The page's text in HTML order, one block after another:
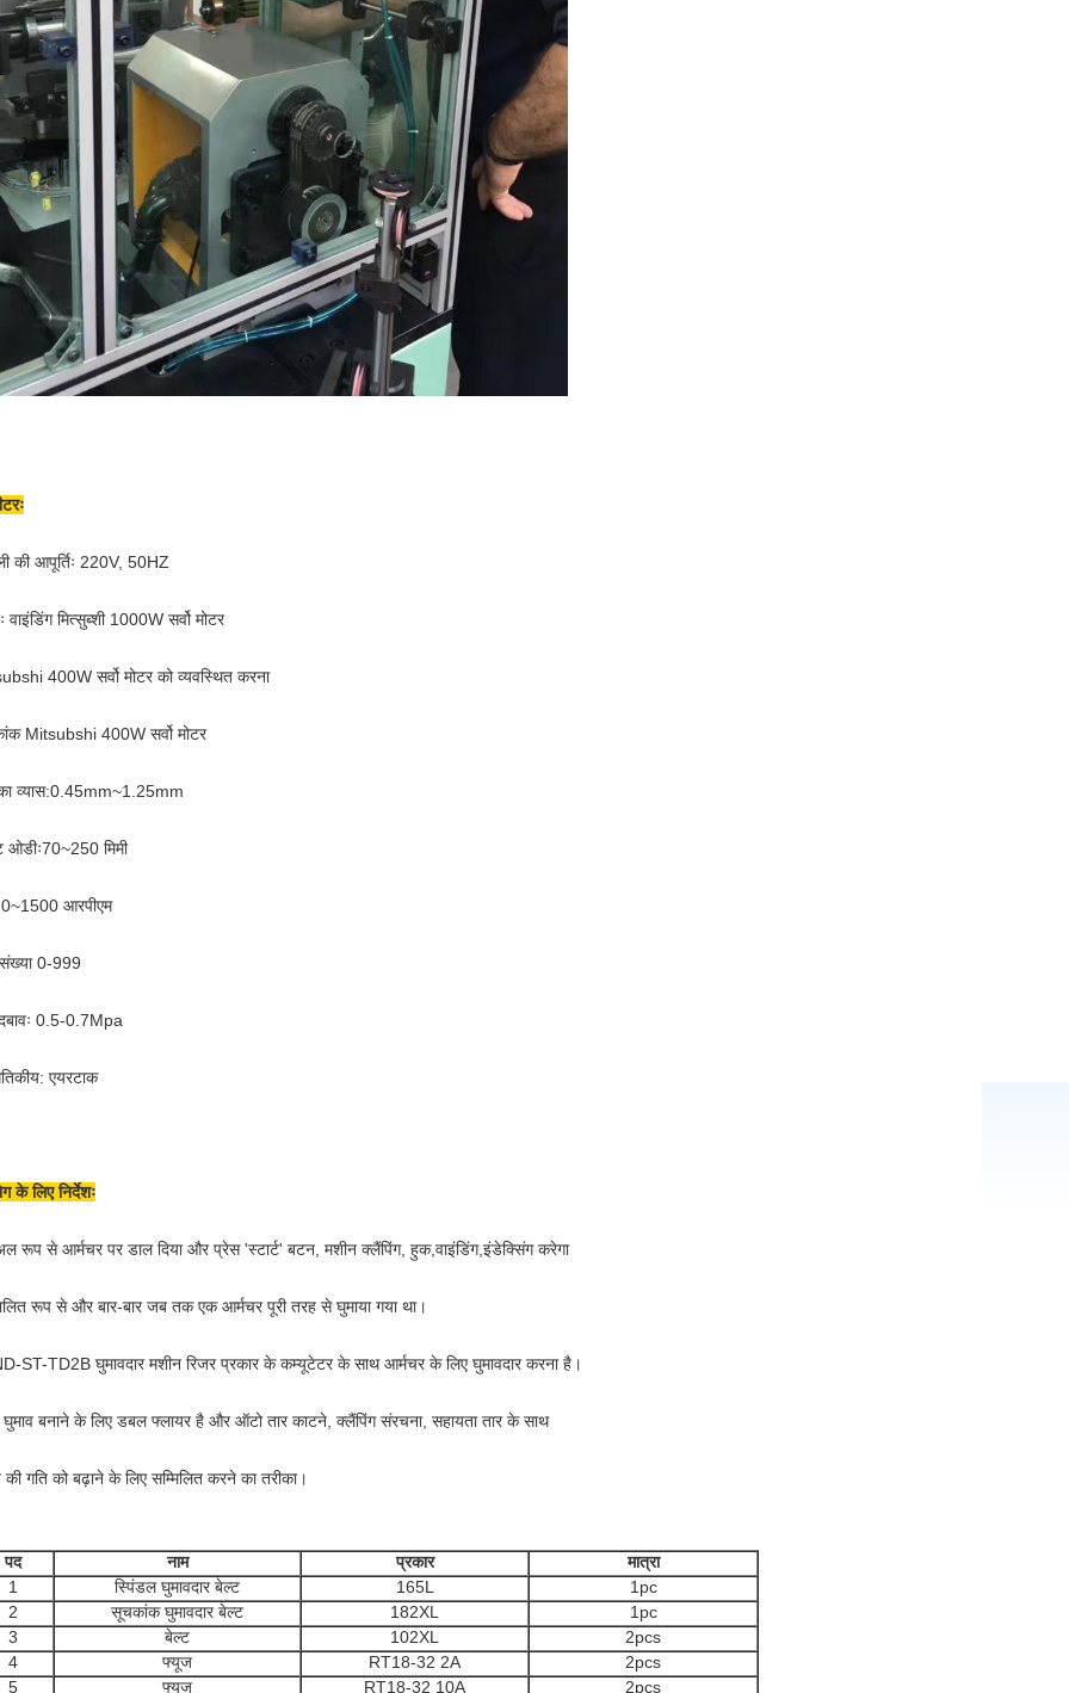
की आपूर्तिः 220V, 50HZ
वाइंडिंग मित्सुब्शी 1000W सर्वो मोटर
400W सर्वो मोटर को व्यवस्थित करना
Mitsubshi 400W सर्वो मोटर
व्यास:0.45mm~1.25mm
ओडीः70~250 मिमी
0~1500 आरपीएम
0-999
0.5-0.7Mpa
एयरटाक
के लिए निर्देशः
रूप से आर्मचर पर डाल दिया और प्रेस 'स्टार्ट' बटन, मशीन क्लैंपिंग, हुक,वाइंडिंग,इंडेक्सिंग करेगा
रूप से और बार-बार जब तक एक आर्मचर पूरी तरह से घुमाया गया था।
ST-TD2B घुमावदार मशीन रिजर प्रकार के कम्यूटेटर के साथ आर्मचर के लिए घुमावदार करना है।
बनाने के लिए डबल फ्लायर है और ऑटो तार काटने, क्लैंपिंग संरचना, सहायता तार के साथ
की गति को बढ़ाने के लिए सम्मिलित करने का तरीका।
पद नाम प्रकार
मात्रा
1
स्पिंडल घुमावदार बेल्ट 165L
1pc
2
सूचकांक घुमावदार बेल्ट 182XL
1pc
3
बेल्ट 102XL
2pcs
4
फ्यूज RT18-32 2A
2pcs
5
फ्यूज RT18-32 10A 2pcs